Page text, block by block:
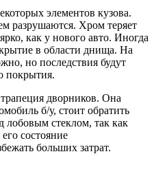
элементов кузова.
разрушаются. Хром теряет
как у нового авто. Иногда
в области днища. На
но последствия будут
покрытия.
дворников. Она
б/у, стоит обратить
лобовым стеклом, так как
состояние
больших затрат.